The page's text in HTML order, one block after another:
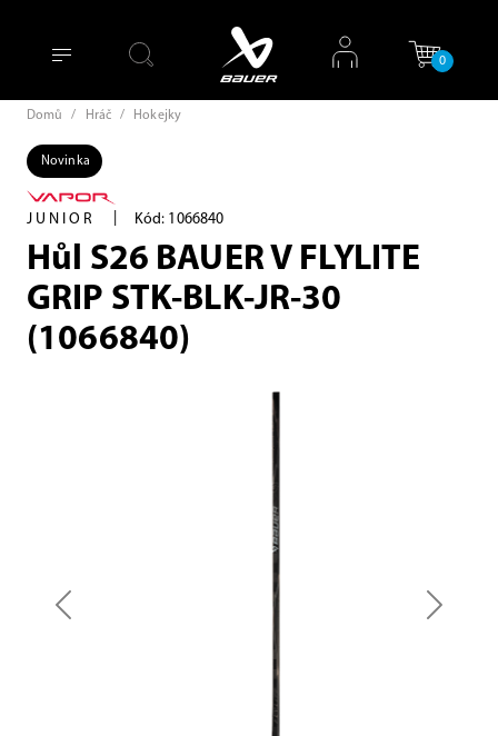
0
Domů / Hráč / Hokejky
Novinka
JUNIOR Kód: 1066840
Hůl S26 BAUER V FLYLITE
GRIP STK-BLK-JR-30
(1066840)
Previous Next